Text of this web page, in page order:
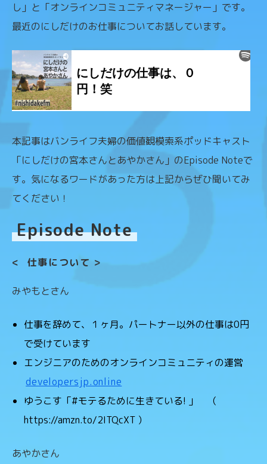
し」と「オンラインコミュニティマネージャー」です。
最近のにしだけのお仕事についてお話しています。
本記事はバンライフ夫婦の価値観模索系ポッドキャスト
「にしだけの宮本さんとあやかさん」のEpisode Noteで
す。気になるワードがあった方は上記からぜひ聞いてみ
てください！
Episode Note
< 仕事について >
みやもとさん
仕事を辞めて、１ヶ月。パートナー以外の仕事は0円
で受けています
エンジニアのためのオンラインコミュニティの運営
developersjp.online
ゆうこす「#モテるために生きている! 」 （
https://amzn.to/2ITQcXT ）
あやかさん